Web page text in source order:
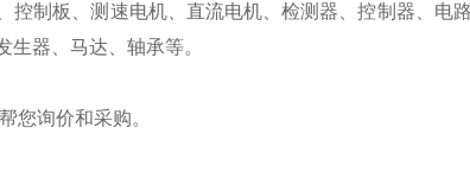
控制板、测速电机、直流电机、检测器、控制器、电
器、马达、轴承等。
您询价和采购。